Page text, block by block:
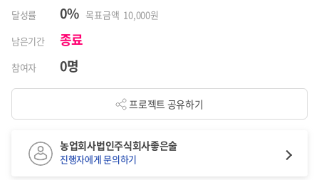
달성률 0% 목표금액 10,000원
남은기간
종료
참여자 0명
프로젝트 공유하기
농업회사법인주식회사좋은술
진행자에게 문의하기